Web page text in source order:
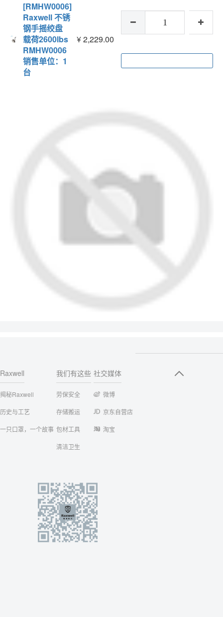
[RMHW0006]
Raxwell 不锈
钢手摇绞盘
载荷2600lbs
RMHW0006
销售单位：1
台
¥2,229.00
Raxwell
揭秘Raxwell
历史与工艺
一只口罩，一个故事
我们有这些
劳保安全
存储搬运
包材工具
清洁卫生
社交媒体
微博
京东自营店
淘宝